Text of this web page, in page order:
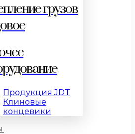
грузов
Продукция JDT
Клиновые
концевики